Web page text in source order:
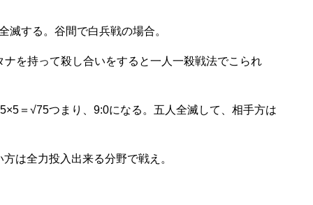
滅する。谷間で白兵戦の場合。
を持って殺し合いをすると一人一殺戦法でこられ
＝√75つまり、9:0になる。五人全滅して、相手方は
は全力投入出来る分野で戦え。